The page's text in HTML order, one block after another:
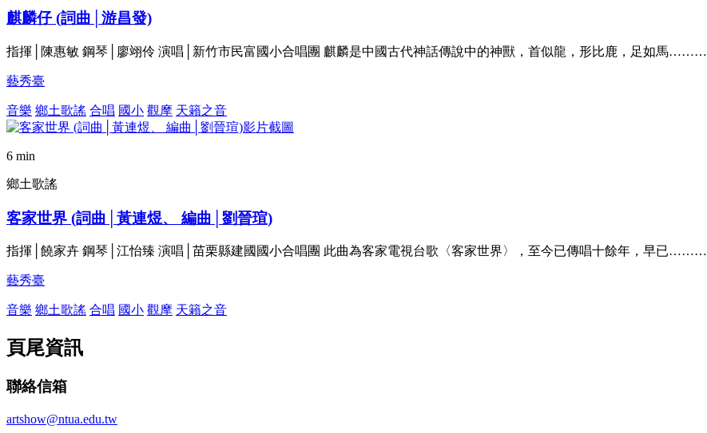
麒麟仔 (詞曲│游昌發)
指揮│陳惠敏 鋼琴│廖翊伶 演唱│新竹市民富國小合唱團 麒麟是中國古代神話傳說中的神獸，首似龍，形比鹿，足如馬………
藝秀臺
音樂 鄉土歌謠 合唱 國小 觀摩 天籟之音
6 min
鄉土歌謠
客家世界 (詞曲│黃連煜、 編曲│劉晉瑄)
指揮│饒家卉 鋼琴│江怡臻 演唱│苗栗縣建國國小合唱團 此曲為客家電視台歌〈客家世界〉，至今已傳唱十餘年，早已………
藝秀臺
音樂 鄉土歌謠 合唱 國小 觀摩 天籟之音
頁尾資訊
聯絡信箱
artshow@ntua.edu.tw